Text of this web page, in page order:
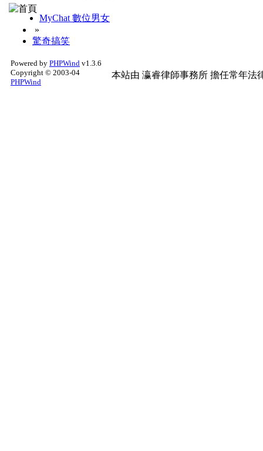
MyChat 數位男女
»
驚奇搞笑
Powered by PHPWind v1.3.6
Copyright © 2003-04
PHPWind
本站由 瀛睿律師事務所 擔任常年法